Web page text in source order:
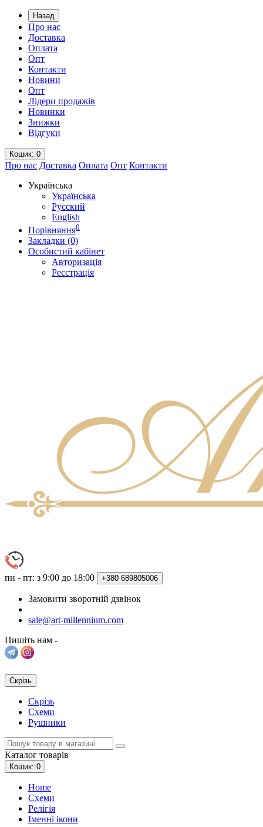
Назад
Про нас
Доставка
Оплата
Опт
Контакти
Новини
Опт
Лідери продажів
Новинки
Знижки
Відгуки
Кошик: 0
Про нас Доставка Оплата Опт Контакти
Українська
Українська
Русский
English
Порівняння0
Закладки (0)
Особистий кабінет
Авторизація
Реєстрація
пн - пт: з 9:00 до 18:00 +380 689805006
Замовити зворотній дзвінок
sale@art-millennium.com
Пишіть нам -
Скрізь
Скрізь
Схеми
Рушники
Каталог товарів
Кошик: 0
Home
Схеми
Релігія
Іменні ікони